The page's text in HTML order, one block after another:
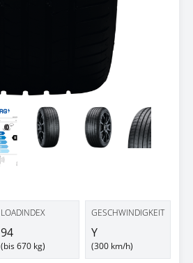
LOADINDEX
94
(bis 670 kg)
GESCHWINDIGKEIT
Y
(300 km/h)